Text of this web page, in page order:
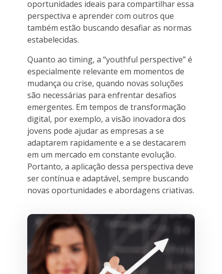
oportunidades ideais para compartilhar essa
perspectiva e aprender com outros que
também estão buscando desafiar as normas
estabelecidas.
Quanto ao timing, a “youthful perspective” é
especialmente relevante em momentos de
mudança ou crise, quando novas soluções
são necessárias para enfrentar desafios
emergentes. Em tempos de transformação
digital, por exemplo, a visão inovadora dos
jovens pode ajudar as empresas a se
adaptarem rapidamente e a se destacarem
em um mercado em constante evolução.
Portanto, a aplicação dessa perspectiva deve
ser contínua e adaptável, sempre buscando
novas oportunidades e abordagens criativas.